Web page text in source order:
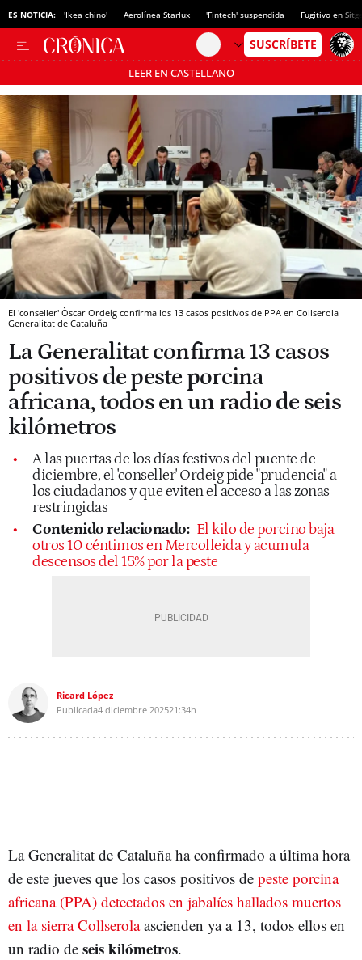
ES NOTICIA: 'Ikea chino' Aerolínea Starlux 'Fintech' suspendida Fugitivo en
LEER EN CASTELLANO
Pásate al MODO AHORRO
El 'conseller' Òscar Ordeig confirma los 13 casos positivos de PPA en Collserola
Generalitat de Cataluña
La Generalitat confirma 13 casos
positivos de peste porcina
africana, todos en un radio de seis
kilómetros
A las puertas de los días festivos del puente de
diciembre, el 'conseller' Ordeig pide "prudencia" a
los ciudadanos y que eviten el acceso a las zonas
restringidas
Contenido relacionado: El kilo de porcino baja
otros 10 céntimos en Mercolleida y acumula
descensos del 15% por la peste
Ricard López
Publicada4 diciembre 202521:34h
La Generalitat de Cataluña ha confirmado a última hora
de este jueves que los casos positivos de peste porcina
africana (PPA) detectados en jabalíes hallados muertos
en la sierra Collserolaascienden ya a 13, todos ellos en
un radio de seis kilómetros.